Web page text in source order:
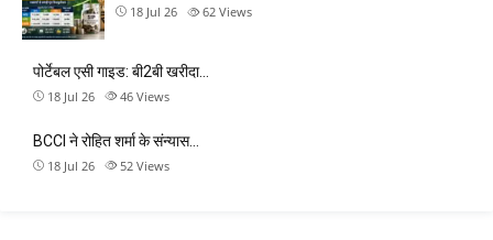
18 Jul 26 62 Views
पोर्टेबल एसी गाइड: बी2बी खरीदा…
18 Jul 26 46 Views
BCCI ने रोहित शर्मा के संन्यास…
18 Jul 26 52 Views